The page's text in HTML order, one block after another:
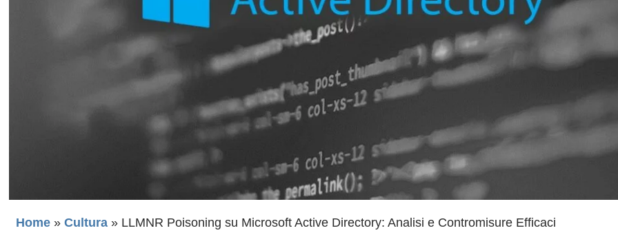
Home » Cultura » LLMNR Poisoning su Microsoft Active Directory: Analisi e Contromisure Efficaci